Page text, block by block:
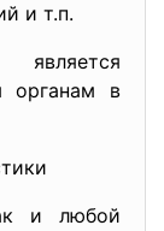
и т.п.
органам в
и любой